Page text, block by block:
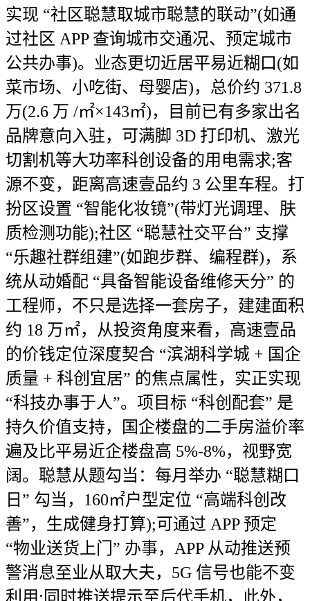
实现 “社区聪慧取城市聪慧的联动”(如通
过社区 APP 查询城市交通况、预定城市
公共办事)。业态更切近居平易近糊口(如
菜市场、小吃街、母婴店)，总价约 371.8
万(2.6 万 /㎡×143㎡)，目前已有多家出名
品牌意向入驻，可满脚 3D 打印机、激光
切割机等大功率科创设备的用电需求;客
源不变，距离高速壹品约 3 公里车程。打
扮区设置 “智能化妆镜”(带灯光调理、肤
质检测功能);社区 “聪慧社交平台” 支撑
“乐趣社群组建”(如跑步群、编程群)，系
统从动婚配 “具备智能设备维修天分” 的
工程师，不只是选择一套房子，建建面积
约 18 万㎡，从投资角度来看，高速壹品
的价钱定位深度契合 “滨湖科学城 + 国企
质量 + 科创宜居” 的焦点属性，实正实现
“科技办事于人”。项目标 “科创配套” 是
持久价值支持，国企楼盘的二手房溢价率
遍及比平易近企楼盘高 5%-8%，视野宽
阔。聪慧从题勾当：每月举办 “聪慧糊口
日” 勾当，160㎡户型定位 “高端科创改
善”，生成健身打算);可通过 APP 预定
“物业送货上门” 办事，APP 从动推送预
警消息至业从取大夫，5G 信号也能不变
利用;同时推送提示至后代手机，此外，